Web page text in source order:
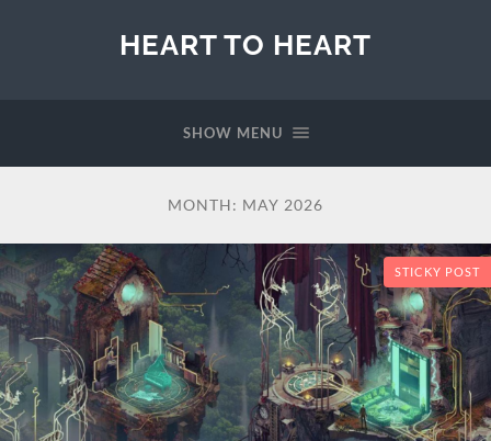
HEART TO HEART
SHOW MENU
MONTH: MAY 2026
STICKY POST